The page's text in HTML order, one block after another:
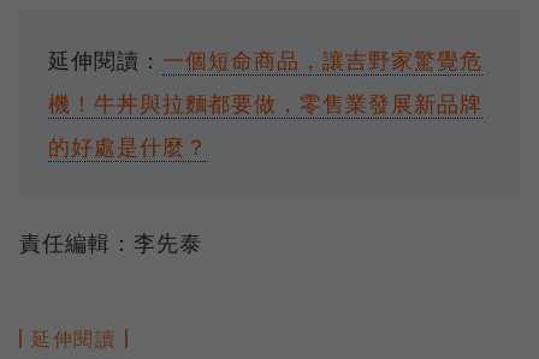
延伸閱讀： 一個短命商品，讓吉野家驚覺危
機！牛丼與拉麵都要做，零售業發展新品牌
的好處是什麼？
責任編輯：李先泰
延伸閱讀